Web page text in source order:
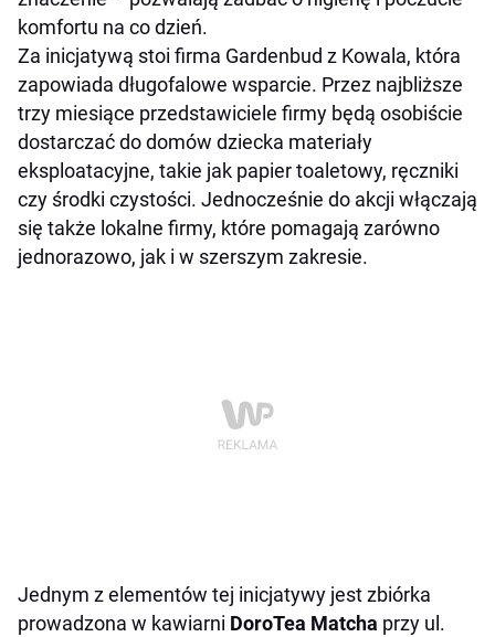
komfortu na co dzień.
Za inicjatywą stoi firma Gardenbud z Kowala, która
zapowiada długofalowe wsparcie. Przez najbliższe
trzy miesiące przedstawiciele firmy będą osobiście
dostarczać do domów dziecka materiały
eksploatacyjne, takie jak papier toaletowy, ręczniki
czy środki czystości. Jednocześnie do akcji włączają
się także lokalne firmy, które pomagają zarówno
jednorazowo, jak i w szerszym zakresie.
Jednym z elementów tej inicjatywy jest zbiórka
prowadzona w kawiarni DoroTea Matcha przy ul.